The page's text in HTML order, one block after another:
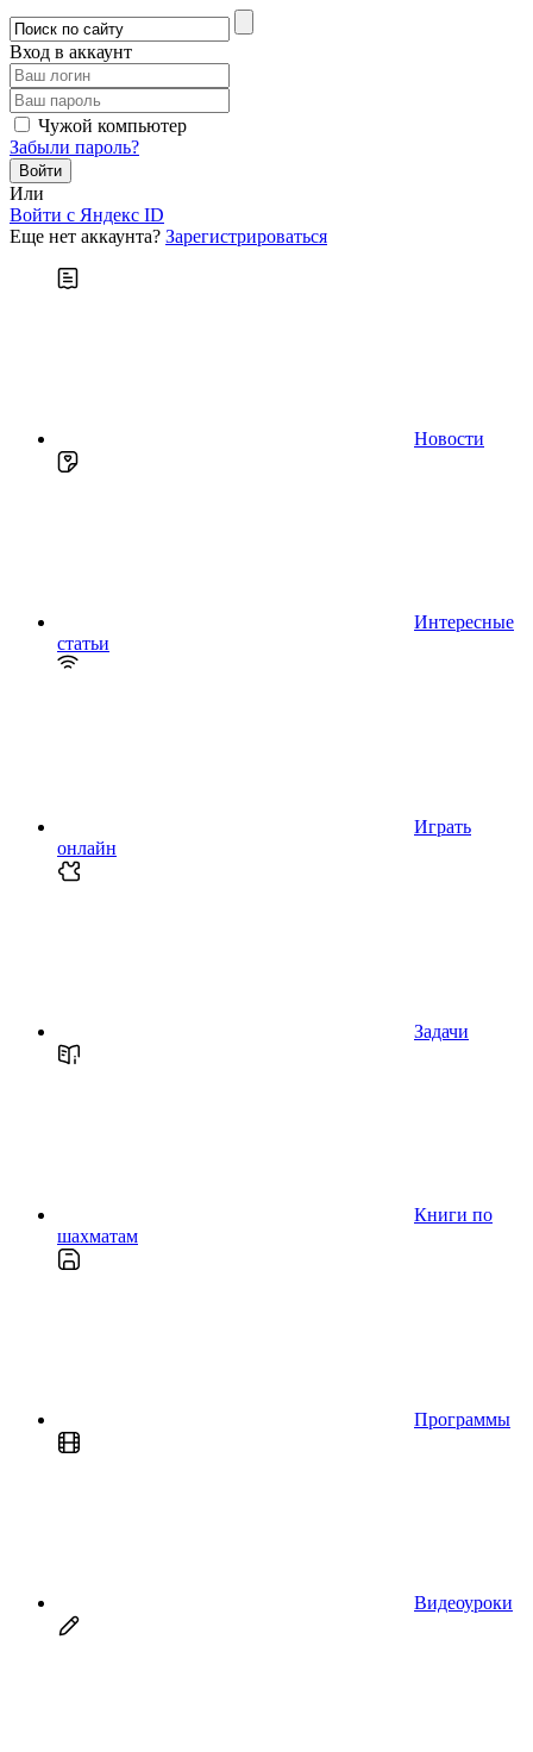
Вход в аккаунт
Чужой компьютер
Забыли пароль?
Или
Войти c Яндекс ID
Еще нет аккаунта? Зарегистрироваться
Новости
Интересные
статьи
Играть
онлайн
Задачи
Книги по
шахматам
Программы
Видеоуроки